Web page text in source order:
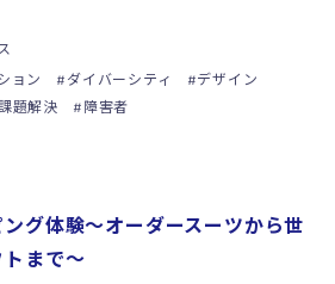
ョン ダイバーシティ
デザイン
題解決 障害者
グ体験〜オーダースーツから世
まで〜